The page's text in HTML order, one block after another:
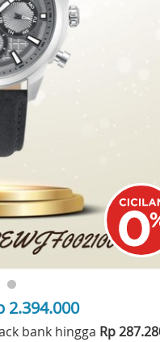
2.394.000
bank hingga Rp